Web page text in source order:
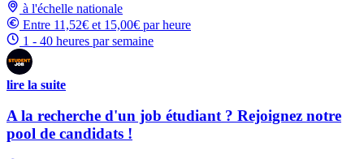
à l'échelle nationale
Entre 11,52€ et 15,00€ par heure
1 - 40 heures par semaine
lire la suite
A la recherche d'un job étudiant ? Rejoignez notre
pool de candidats !